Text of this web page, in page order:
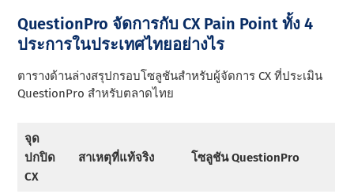
QuestionPro จัดการกับ CX Pain Point ทั้ง 4
ประการในประเทศไทยอย่างไร
ตารางด้านล่างสรุปกรอบโซลูชันสําหรับผู้จัดการ CX ที่ประเมิน
QuestionPro สําหรับตลาดไทย
จุด
ปกปิด
CX
สาเหตุที่แท้จริง โซลูชัน QuestionPro